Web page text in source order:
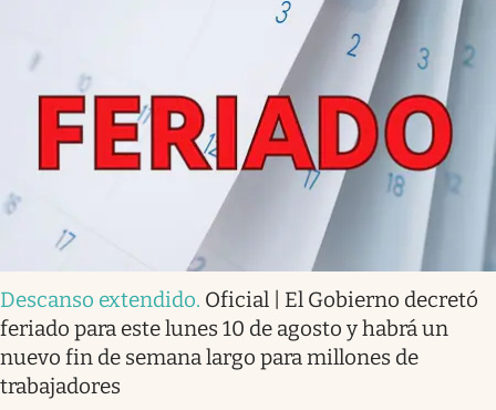
Descanso extendido. Oficial | El Gobierno decretó
feriado para este lunes 10 de agosto y habrá un
nuevo fin de semana largo para millones de
trabajadores